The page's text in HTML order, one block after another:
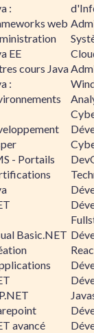
:
web
EE
cours Java
:
- Portails
Basic.NET
avancé